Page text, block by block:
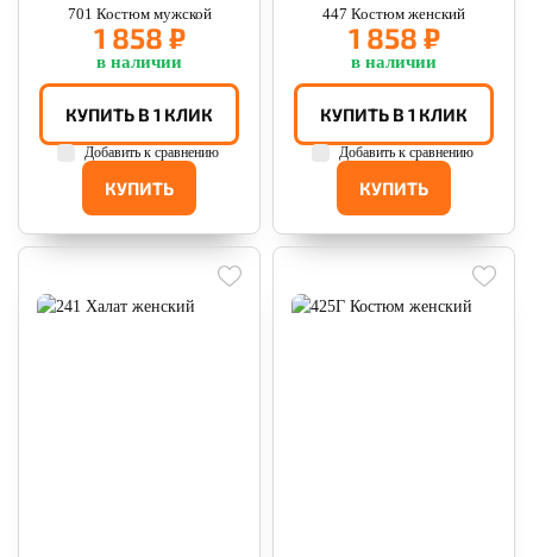
701 Костюм мужской
1 858 ₽
в наличии
КУПИТЬ
КУПИТЬ В 1 КЛИК
Добавить к сравнению
447 Костюм женский
1 858 ₽
в наличии
КУПИТЬ
КУПИТЬ В 1 КЛИК
Добавить к сравнению